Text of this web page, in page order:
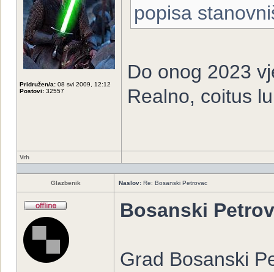
Pridružen/a: 08 svi 2009, 12:12
Postovi: 32557
popisa
Do onog 2023
Realno, coitus
Vrh
Glazbenik Naslov: Re: Bosanski Petrovac
Bosanski
Grad Bosanski